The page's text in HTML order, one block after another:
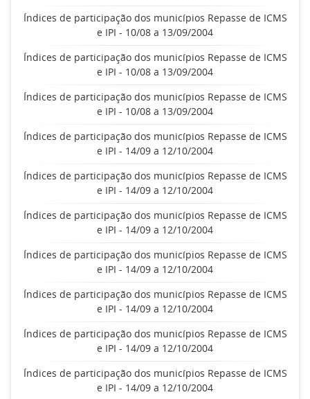
Índices de participação dos municípios Repasse de ICMS
e IPI - 10/08 a 13/09/2004
Índices de participação dos municípios Repasse de ICMS
e IPI - 10/08 a 13/09/2004
Índices de participação dos municípios Repasse de ICMS
e IPI - 10/08 a 13/09/2004
Índices de participação dos municípios Repasse de ICMS
e IPI - 14/09 a 12/10/2004
Índices de participação dos municípios Repasse de ICMS
e IPI - 14/09 a 12/10/2004
Índices de participação dos municípios Repasse de ICMS
e IPI - 14/09 a 12/10/2004
Índices de participação dos municípios Repasse de ICMS
e IPI - 14/09 a 12/10/2004
Índices de participação dos municípios Repasse de ICMS
e IPI - 14/09 a 12/10/2004
Índices de participação dos municípios Repasse de ICMS
e IPI - 14/09 a 12/10/2004
Índices de participação dos municípios Repasse de ICMS
e IPI - 14/09 a 12/10/2004